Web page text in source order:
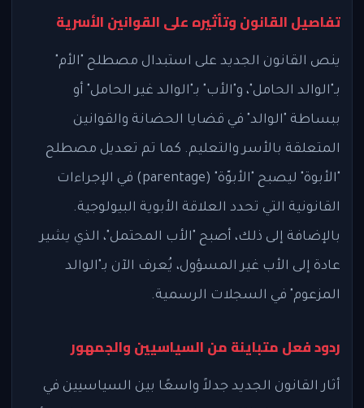
تفاصيل القانون وتأثيره على القوانين الأسرية
ينص القانون الجديد على استبدال مصطلح "الأم"
بـ"الوالد الحامل"، و"الأب" بـ"الوالد غير الحامل" أو
ببساطة "الوالد" في قضايا الحضانة والقوانين
المتعلقة بالأسر والتعليم. كما تم تعديل مصطلح
"الأبوة" ليصبح "الأبوّة" (parentage) في الإجراءات
القانونية التي تحدد العلاقة الأبوية البيولوجية.
بالإضافة إلى ذلك، أصبح "الأب المحتمل"، الذي يشير
عادة إلى الأب غير المسؤول، يُعرف الآن بـ"الوالد
المزعوم" في السجلات الرسمية.
ردود فعل متباينة من السياسيين والجمهور
أثار القانون الجديد جدلاً واسعًا بين السياسيين في